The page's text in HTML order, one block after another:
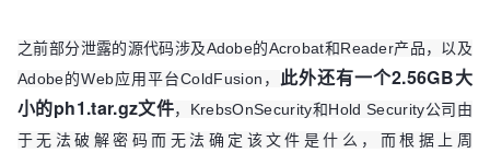
之前部分泄露的源代码涉及Adobe的Acrobat和Reader产品，以及
Adobe的Web应用平台ColdFusion， 此外还有一个2.56GB大
小的ph1.tar.gz文件，KrebsOnSecurity和Hold Security公司由
于无法破解密码而无法确定该文件是什么，而根据上周